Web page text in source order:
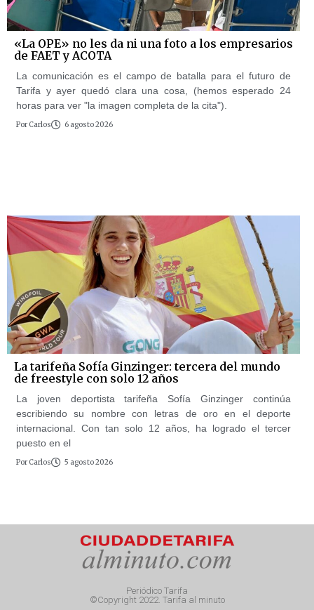
«La OPE» no les da ni una foto a los empresarios
de FAET y ACOTA
La comunicación es el campo de batalla para el futuro de
Tarifa y ayer quedó clara una cosa, (hemos esperado 24
horas para ver "la imagen completa de la cita").
Por Carlos 6 agosto 2026
La tarifeña Sofía Ginzinger: tercera del mundo
de freestyle con solo 12 años
La joven deportista tarifeña Sofía Ginzinger continúa
escribiendo su nombre con letras de oro en el deporte
internacional. Con tan solo 12 años, ha logrado el tercer
puesto en el
Por Carlos 5 agosto 2026
Periódico Tarifa
©Copyright 2022. Tarifa al minuto